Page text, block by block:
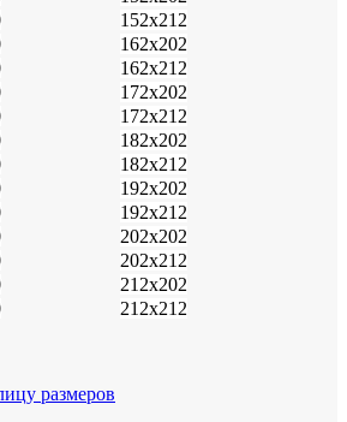
152х212
162х202
162х212
172х202
172х212
182х202
182х212
192х202
192х212
202х202
202х212
212х202
212х212
размеров